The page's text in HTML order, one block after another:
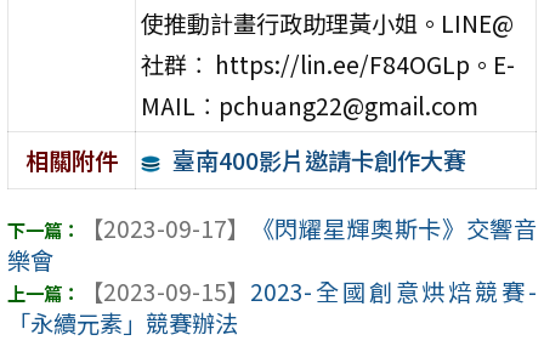
使推動計畫行政助理黃小姐。LINE@
社群︰ https://lin.ee/F84OGLp。E-
MAIL︰pchuang22@gmail.com
相關附件
臺南400影片邀請卡創作大賽
【2023-09-17】
《閃耀星輝奧斯卡》交響音
樂會
【2023-09-15】 2023-全國創意烘焙競賽-
「永續元素」競賽辦法